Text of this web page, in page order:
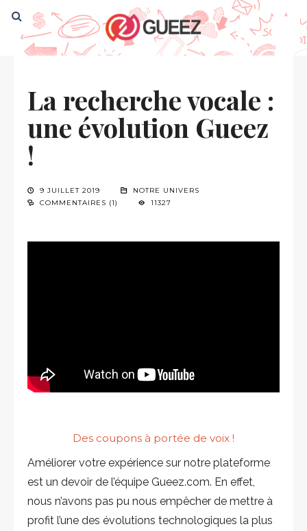
La recherche vocale :
une évolution Gueez
!
9 JUILLET 2019
NOTRE UNIVERS
COMMENTAIRES (1)
11327
Des coupons à portée de voix !
Améliorer votre expérience sur notre plateforme
est un devoir de l’équipe Gueez.com. En effet,
nous n’avons pas pu nous empêcher de mettre à
profit l’une des évolutions technologiques la plus